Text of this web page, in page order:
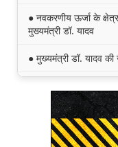
● नवकरणीय ऊर्जा के
मुख्यमंत्री डॉ. यादव
● मुख्यमंत्री डॉ. यादव
की पुण्यतिथि पर
● जन-कल्याणकारी तथा
प्रभावी बनाने के लिए